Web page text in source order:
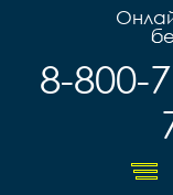
8-800-